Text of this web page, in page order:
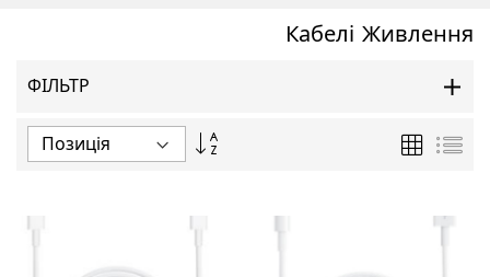
Кабелі Живлення
ФІЛЬТР
Сортувати
Таблиця